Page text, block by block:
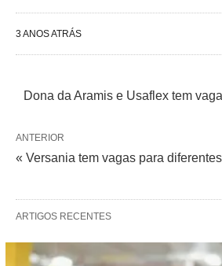
3 ANOS ATRÁS
Dona da Aramis e Usaflex tem
ANTERIOR
« Versania tem vagas para
ARTIGOS RECENTES